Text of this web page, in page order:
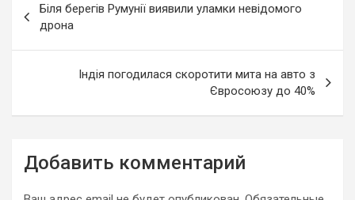
по
записям
Біля берегів Румунії виявили уламки невідомого
дрона
Індія погодилася скоротити мита на авто з
Євросоюзу до 40%
Добавить комментарий